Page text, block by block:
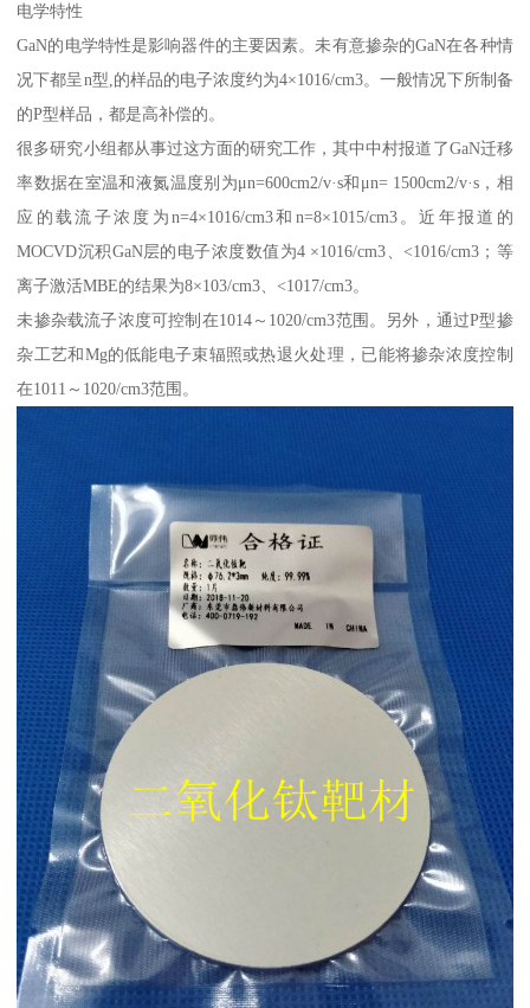
电学特性
GaN的电学特性是影响器件的主要因素。未有意掺杂的GaN在各种情
况下都呈n型,的样品的电子浓度约为4×1016/cm3。一般情况下所制备
的P型样品，都是高补偿的。
很多研究小组都从事过这方面的研究工作，其中中村报道了GaN迁移
率数据在室温和液氮温度别为μn=600cm2/v·s和μn= 1500cm2/v·s，相
应的载流子浓度为n=4×1016/cm3和n=8×1015/cm3。近年报道的
MOCVD沉积GaN层的电子浓度数值为4 ×1016/cm3、<1016/cm3；等
离子激活MBE的结果为8×103/cm3、<1017/cm3。
未掺杂载流子浓度可控制在1014～1020/cm3范围。另外，通过P型掺
杂工艺和Mg的低能电子束辐照或热退火处理，已能将掺杂浓度控制
在1011～1020/cm3范围。